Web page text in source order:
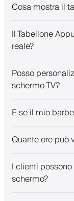
Cosa mostra il
Il Tabellone
reale?
Posso
schermo TV?
E se il mio
Quante ore può
I clienti
schermo?